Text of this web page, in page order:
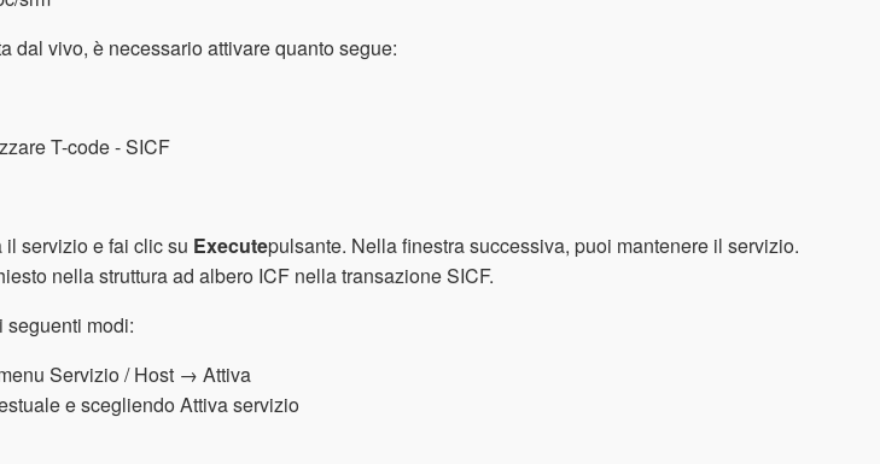
dal vivo, è necessario attivare quanto segue:
T-code - SICF
servizio e fai clic su Executepulsante. Nella finestra successiva, puoi mantenere il servizio.
nella struttura ad albero ICF nella transazione SICF.
seguenti modi:
Servizio / Host → Attiva
e scegliendo Attiva servizio